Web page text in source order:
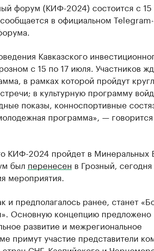
форум (КИФ-2024) состоится с 15
в официальном
Кавказского
с 15 по 17 июля. Участников
в рамках которой пройдут
в культурную программу
показы, конноспортивные
программа», —
КИФ-2024 пройдет в Минеральных
был перенесен в Грозный, сегодня
мероприятия.
и предполагалось ранее, станет
Основную концепцию предложено
развитие и межрегиональное
примут участие представители